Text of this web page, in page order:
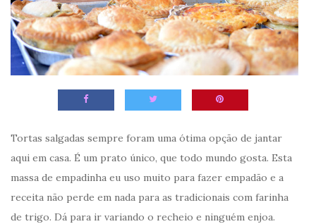
Tortas salgadas sempre foram uma ótima opção de jantar
aqui em casa. É um prato único, que todo mundo gosta. Esta
massa de empadinha eu uso muito para fazer empadão e a
receita não perde em nada para as tradicionais com farinha
de trigo. Dá para ir variando o recheio e ninguém enjoa.